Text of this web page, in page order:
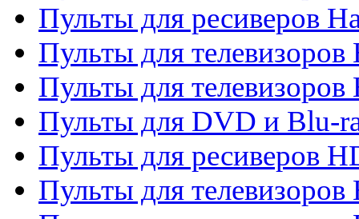
Пульты для ресиверов
Пульты для телевизоров
Пульты для телевизоров
Пульты для DVD и Blu-
Пульты для ресиверов
Пульты для